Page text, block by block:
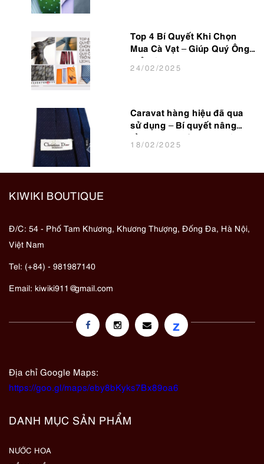
Top 4 Bí Quyết Khi Chọn
Mua Cà Vạt – Giúp Quý Ông
24/02/2025
Caravat hàng hiệu đã qua
sử dụng – Bí quyết nâng
18/02/2025
KIWIKI BOUTIQUE
Đ/C: 54 - Phố Tam Khương, Khương Thượng, Đống Đa, Hà Nội,
Việt Nam
Tel: (+84) - 981987140
Email: kiwiki911@gmail.com
z
Địa chỉ Google Maps:
https://goo.gl/maps/eby8bKyks7Bx89oa6
DANH MỤC SẢN PHẨM
NƯỚC HOA